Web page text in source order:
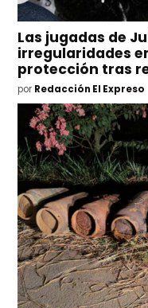
Las jugadas de
irregularidades
protección tras
por Redacción El Expreso